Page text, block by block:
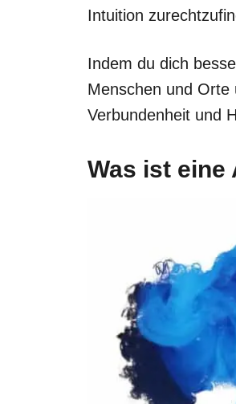
Intuition
Indem du dich
Menschen und
Verbundenheit und
Was ist eine